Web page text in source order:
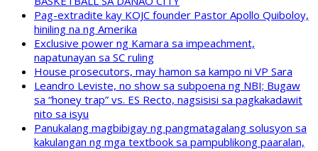
Pag-extradite kay KOJC founder Pastor Apollo Quiboloy,
hiniling na ng Amerika
Exclusive power ng Kamara sa impeachment,
napatunayan sa SC ruling
House prosecutors, may hamon sa kampo ni VP Sara
Leandro Leviste, no show sa subpoena ng NBI; Bugaw
sa “honey trap” vs. ES Recto, nagsisisi sa pagkakadawit
nito sa isyu
Panukalang magbibigay ng pangmatagalang solusyon sa
kakulangan ng mga textbook sa pampublikong paaralan,